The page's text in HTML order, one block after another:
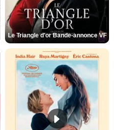
Le Triangle d'or Bande-annonce VF